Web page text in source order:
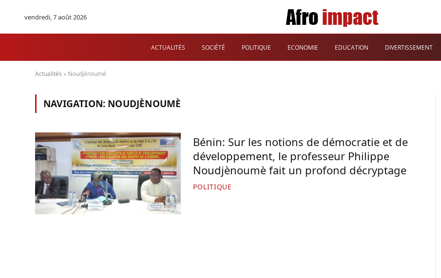
vendredi, 7 août 2026
ACTUALITÉS SOCIÉTÉ POLITIQUE ECONOMIE EDUCATION DIVERTISSEMENT
Actualités » Noudjènoumè
NAVIGATION: NOUDJÈNOUMÈ
Bénin: Sur les notions de démocratie et de
développement, le professeur Philippe
Noudjènoumè fait un profond décryptage
POLITIQUE